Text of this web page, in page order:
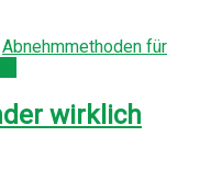
Abnehmmethoden für
wirklich